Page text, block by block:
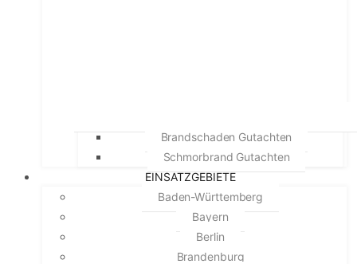
Brandschaden Gutachten
Schmorbrand Gutachten
EINSATZGEBIETE
Baden-Württemberg
Bayern
Berlin
Brandenburg